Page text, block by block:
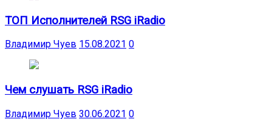
ТОП Исполнителей RSG iRadio
Владимир Чуев 15.08.2021 0
Чем слушать RSG iRadio
Владимир Чуев 30.06.2021 0